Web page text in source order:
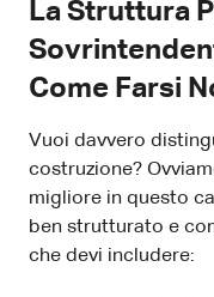
La Struttura
Come Farsi
Vuoi davvero
costruzione?
migliore in questo
ben strutturato e
che devi includere: